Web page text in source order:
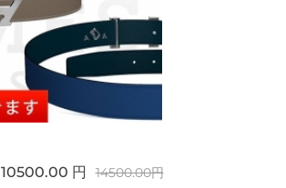
10500.00 円 14500.00円